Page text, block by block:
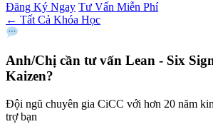
Đăng Ký Ngay Tư Vấn Miễn Phí
← Tất Cả Khóa Học
Anh/Chị cần tư vấn Lean - Six
Kaizen?
Đội ngũ chuyên gia CiCC với hơn 20 năm
trợ bạn